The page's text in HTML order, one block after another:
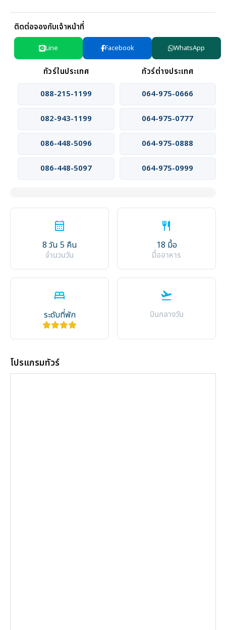
ติดต่อจองกับเจ้าหน้าที่
Line Facebook WhatsApp
ทัวร์ในประเทศ
ทัวร์ต่างประเทศ
088-215-1199
064-975-0666
082-943-1199 064-975-0777
086-448-5096 064-975-0888
086-448-5097 064-975-0999
calendar_month
8 วัน 5 คืน
จำนวนวัน
restaurant
18 มื้อ
มื้ออาหาร
bed
ระดับที่พัก
flight_takeoff
บินกลางวัน
โปรแกรมทัวร์